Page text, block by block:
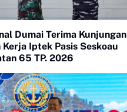
Dumai Terima Kunjungan
Kerja Iptek Pasis Seskoau
65 TP. 2026